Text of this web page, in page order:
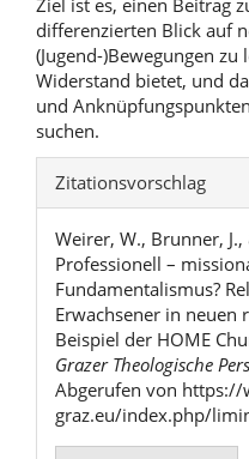
Ziel ist es, einen Beitrag
differenzierten Blick auf
(Jugend-)Bewegungen
Widerstand bietet, und
und
suchen.
Artikel-
Details
Zitationsvorschlag
Weirer, W., Brunner,
Professionell –
Fundamentalismus?
Erwachsener in neuen
Beispiel der HOME
Grazer Theologische
Abgerufen von
graz.eu/index.php/